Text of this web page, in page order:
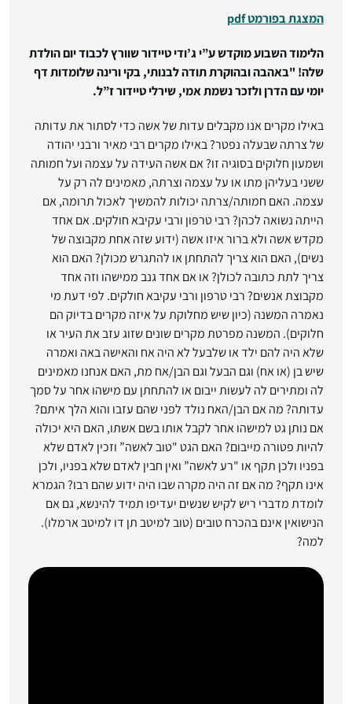
המצגת בפורמט pdf
הלימוד השבוע מוקדש ע”י ג’ודי טיידור שוורץ לכבוד יום הולדת
שלה! "באהבה ובהוקרת תודה לבנותי, בקי ורינה שלומדות דף
יומי עם הדרן ולזכר נשמת אמי, שירלי טיידור ז”ל.
באילו מקרים אנו מקבלים עדות של אשה כדי לסתור את עדותה
של צרתה שבעלה נפטר? באילו מקרים רבי מאיר ורבני יהודה
ושמעון חלוקים בסוגיה זו? אם אשה העידה על עצמה ועל חמותה
ששני בעליהן מתו או על עצמה וצרתה, מאמינים לה רק על
עצמה. האם חמותה/צרתה יכולות להמשיך לאכול תרומה, אם
הייתה נשואה לכהן? רבי טרפון ורבי עקיבא חולקים. אם אחד
מקדש אשה ולא ברור איזו אשה (ידוע שזה אחת מקבוצה של
נשים), האם הוא צריך להתחתן או להתגרש מכולן? האם הוא
צריך לתת כתובה לכולן? או אם אחד גנב ממישהו וזה אחד
מקבוצת אנשים? רבי טרפון ורבי עקיבא חולקים. לפי דעת מי
נאמרה המשנה (כיון שיש מחלוקת על איזה מקרים בדיוק הם
חלוקים). המשנה מפרטת מקרים שונים שזוג עזב את העיר או
שלא היה להם ילד או שלבעל לא היה אח והאישה באה ואמרה
שיש בן (או אח) וגם הבעל וגם הבן/אח מת, האם אנחנו מאמינים
לה ומתירים לה לעשות ייבום או להתחתן עם מישהו אחר על סמך
עדותה? מה אם הבן/האח נולד לפני שהם עזבו והוא הלך איתם?
אם נותן גט למישהו אחר לקבל אותו בשם אשתו, האם היא יכולה
להיות פטורה מייבום? האם הגט "טוב לאשה” וזכין לאדם שלא
בפניו ולכן תקף או "רע לאשה” ואין חבין לאדם שלא בפניו, ולכן
אינו תקף? מה אם זה היה מקרה שבו היה ידוע שהם רבו? הגמרא
לומדת מדברי ריש לקיש שנשים יעדיפו תמיד להינשא, גם אם
הנישואין אינם בהכרח טובים (טוב למיטב תן דו למיטב ארמלו).
למה?